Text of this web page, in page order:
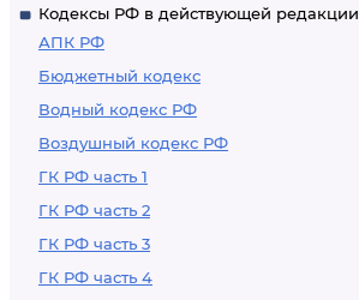
Кодексы РФ в действующей редакции
АПК РФ
Бюджетный кодекс
Водный кодекс РФ
Воздушный кодекс РФ
ГК РФ часть 1
ГК РФ часть 2
ГК РФ часть 3
ГК РФ часть 4